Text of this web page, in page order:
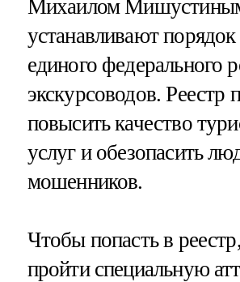
Михаилом
устанавливают порядок
единого федерального
экскурсоводов. Реестр
повысить качество
услуг и обезопасить
мошенников.
Чтобы попасть в
пройти специальную